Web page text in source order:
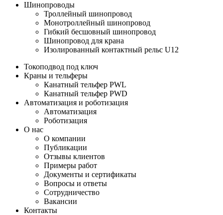
Шинопроводы
Троллейный шинопровод
Монотроллейный шинопровод
Гибкий бесшовный шинопровод
Шинопровод для крана
Изолированный контактный рельс U12
Токоподвод под ключ
Краны и тельферы
Канатный тельфер PWL
Канатный тельфер PWD
Автоматизация и роботизация
Автоматизация
Роботизация
О нас
О компании
Публикации
Отзывы клиентов
Примеры работ
Документы и сертификаты
Вопросы и ответы
Сотрудничество
Вакансии
Контакты